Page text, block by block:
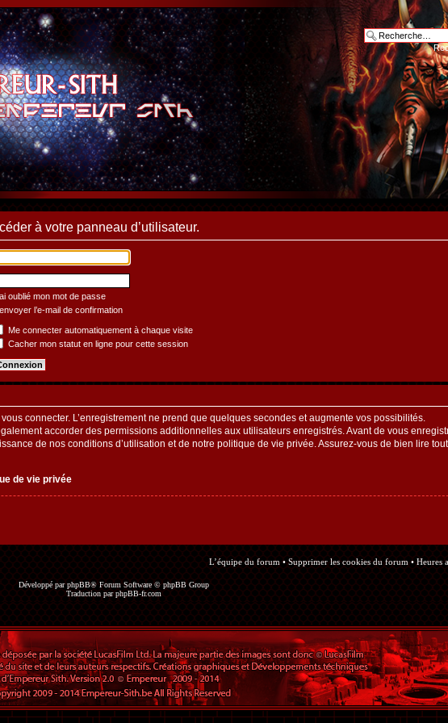
à votre panneau d’utilisateur.
oublié mon mot de passe
l’e-mail de confirmation
Me connecter automatiquement à chaque visite
Cacher mon statut en ligne pour cette session
connecter. L’enregistrement ne prend que quelques secondes et augmente vos possibilités.
accorder des permissions additionnelles aux utilisateurs enregistrés. Avant de vous
de nos conditions d’utilisation et de notre politique de vie privée. Assurez-vous de bien lire
de vie privée
L’équipe du forum • Supprimer les cookies du forum • Heures
Développé parphpBB® Forum Software © phpBB Group
Traduction parphpBB-fr.com